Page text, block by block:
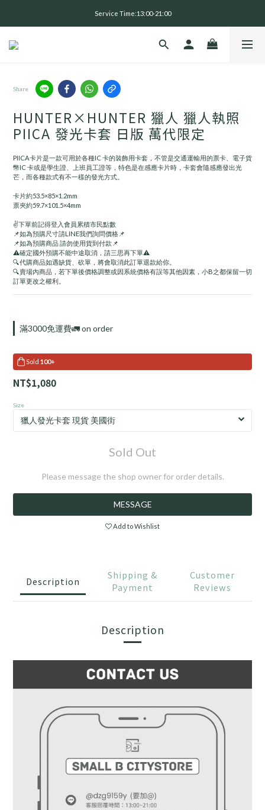
全 館 消 費 滿 三 千 免 運 費 🤘🏻
Service Time:13:00-21:00
全 館 消 費 滿 三 千 免 運 費 🤘🏻
Share
HUNTER×HUNTER 獵人 獵人執照
PIICA 發光卡套 日版 萬代限定
PIICA卡片是一款可用於各種IC 卡的裝飾用卡套，不管是交通運輸用的票卡、電子貨
幣IC 卡或是學生證、上班員工證等，特色是在感應卡片時，卡套會隨感應發出光
芒，而各種款式有不一樣的發光方式。
卡片約53.5×85×1.2mm
票夾約59.7×101.5×4mm
✌️下單前記得登入會員累積市民點數
📌如為預購尺寸請LINE我們詢問價格📌
📌如為預購商品 請勿使用貨到付款📌
⚠️確定國外預購不能中途取消，請三思再下單⚠️
🔍代購商品如遇缺貨、砍單，將會取消此訂單退款給你。
🔍賣場內商品，若下單後價格調整或因系統價格有誤等其他因素，小B之都保留一切
訂單更改之權利。
滿3000免運費🚛 on order
Sold 100+
NT$1,080
Size
Sold Out
Please message the shop owner for order details.
MESSAGE
Add to Wishlist
Description
Shipping &
Payment
Customer
Reviews
Description